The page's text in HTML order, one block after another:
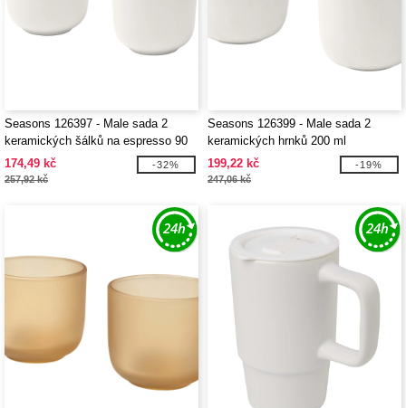
Seasons 126397 - Male sada 2
keramických šálků na espresso 90
ml
174,49 kč
257,92 kč
-32%
Seasons 126399 - Male sada 2
keramických hrnků 200 ml
199,22 kč
247,06 kč
-19%